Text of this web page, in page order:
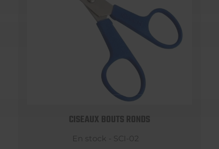
CISEAUX BOUTS RONDS
En stock - SCI-02